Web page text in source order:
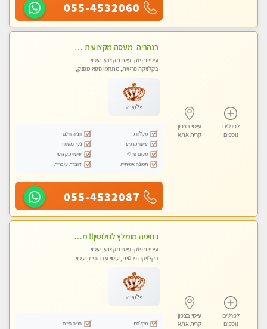
055-4532060
לפרטים
נוספים
עיסוי בצפון
קרית אתא
בנהריה -מעסה מקצועית צעירה ואיכותית לעיסוי מרגיע ומפנק VIP-מומלץ לחלוטין! פרטי! ​​​​​​ Highly recommended
עיסוי מפנק, עיסוי מקצועי, עיסוי
בקלניקה פרטית, מתחמי ספא מפנק,
פלטינה
מקלחת
חניה חינם
עיסוי מרגיע
נקי ומסודר
מקום פרטי
עיסוי מקצועי
תמונה אמיתית
דוברת עיברית
055-4532087
לפרטים
נוספים
עיסוי בצפון
קרית אתא
בחיפה מומלץ לחלוטין!! מעסה יפה איכותית מקצועית ומפנקת מאוד פרטי מומלץ בחום.עיסוי מפנק מאוווד.
עיסוי מפנק, עיסוי מקצועי, עיסוי
בקלניקה פרטית, עיסוי עד הבית, עיסוי
פלטינה
מקלחת
חניה חינם